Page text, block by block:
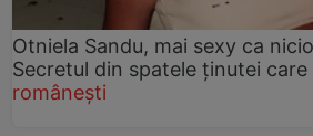
Otniela Sandu, mai sexy ca
Secretul din spatele ținutei
românești